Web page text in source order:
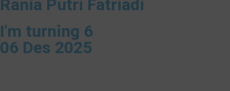
Rania Putri Fatriadi
I'm turning 6
06 Des 2025